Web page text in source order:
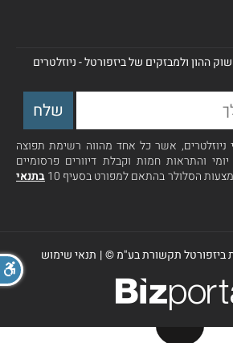
ההון ולמבזקים של ביזפורטל - ניוזלטרים
אשר כל אחד מהווה רשימת תפוצה
והתראות חמות וקבלת דיוורים פרסומיים
הסלולר בהתאם למפורט בסעיף 10
בתנאי
ביזפורטל תקשורת בע"מ ©| תנאי שימוש